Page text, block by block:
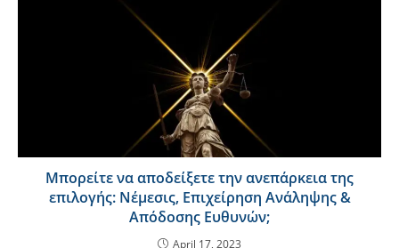
Μπορείτε να αποδείξετε την ανεπάρκεια της
επιλογής: Νέμεσις, Επιχείρηση Ανάληψης &
Απόδοσης Ευθυνών;
April 17, 2023